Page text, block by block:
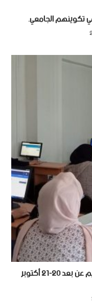
تكوينهم الجامعي.
انطلاق الدورة التكوينية الأولى في التعليم عن بعد 20-21 أكتوبر